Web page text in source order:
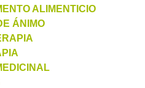
ALIMENTICIO
ÁNIMO